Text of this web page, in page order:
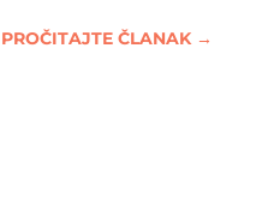
PROČITAJTE ČLANAK →